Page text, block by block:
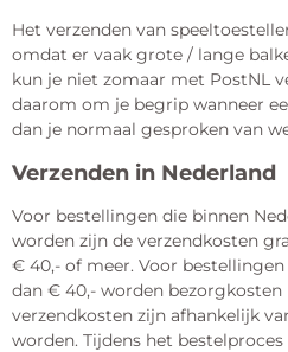
Het verzenden van
omdat er vaak grote / lange
kun je niet zomaar met PostNL
daarom om je begrip wanneer
dan je normaal gesproken van
Verzenden in Nederland
Voor bestellingen die binnen
worden zijn de verzendkosten
€ 40,- of meer. Voor
dan € 40,- worden bezorgkosten
verzendkosten zijn afhankelijk
worden. Tijdens het